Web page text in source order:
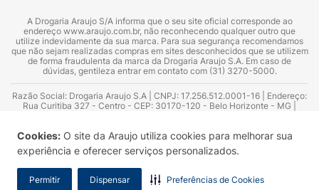
Cookies: O site da Araujo utiliza cookies para melhorar sua
experiência e oferecer serviços personalizados.
Permitir Dispensar Preferências de Cookies
A Drogaria Araujo S/A informa que o seu site oficial corresponde ao
endereço www.araujo.com.br, não reconhecendo qualquer outro que
utilize indevidamente da sua marca. Para sua segurança recomendamos
que não sejam realizadas compras em sites desconhecidos que se utilizem
de forma fraudulenta da marca da Drogaria Araujo S.A. Em caso de
dúvidas, gentileza entrar em contato com (31) 3270-5000.
Razão Social: Drogaria Araujo S.A | CNPJ: 17.256.512.0001-16 | Endereço:
Rua Curitiba 327 - Centro - CEP: 30170-120 - Belo Horizonte - MG |
Azevedo Guimarães – CRF 10.965 | Yasmin Silva Alvarenga – CRF 52.584 -
Consultor substituto: Thiago Aguiar Pinheiro - CRF Nº 13.748. Alvará
Sanitário: 2025020713 | Autorização de Funcionamento da Empresa (AFE):